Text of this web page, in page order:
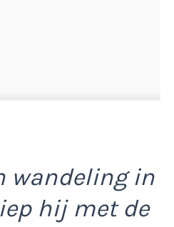
wandeling in
hij met de